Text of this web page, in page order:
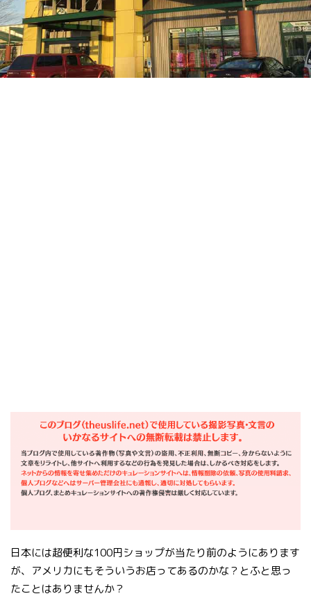
日本には超便利な100円ショップが当たり前のようにあります
が、アメリカにもそういうお店ってあるのかな？とふと思っ
たことはありませんか？